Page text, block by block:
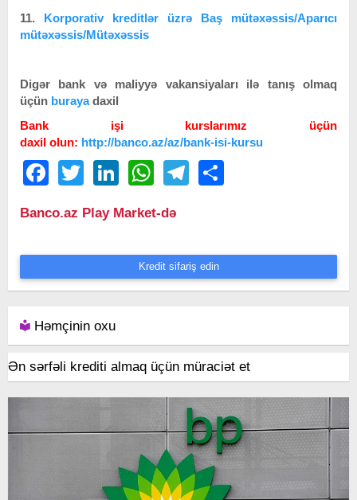
11.
Korporativ kreditlər üzrə Baş mütəxəssis/Aparıcı
mütəxəssis/Mütəxəssis
Digər bank və maliyyə vakansiyaları ilə tanış olmaq
üçün burayadaxil
Bank işi kurslarımız üçün
daxil olun: http://banco.az/az/bank-isi-kursu
FacebookTwitter LinkedIn WhatsAppTelegram
Banco.az Play Market-də
Kredit sifariş edin
Həmçinin oxu
Ən sərfəli krediti almaq üçün müraciət et